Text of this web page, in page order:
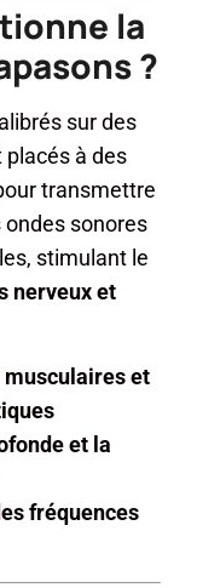
la
?
sur des
à des
transmettre
sonores
stimulant le
nerveux et
et
et la
fréquences